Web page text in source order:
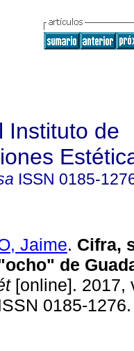
Instituto de
ISSN 0185-
Jaime. Cifra,
de
[online]. 2017,
0185-